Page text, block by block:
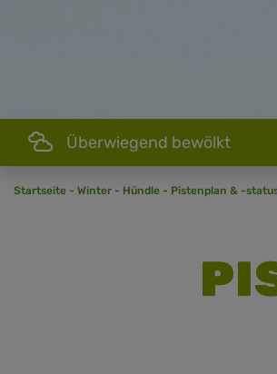
Überwiegend bewölkt
Startseite - Winter - Hündle - Pistenplan & -